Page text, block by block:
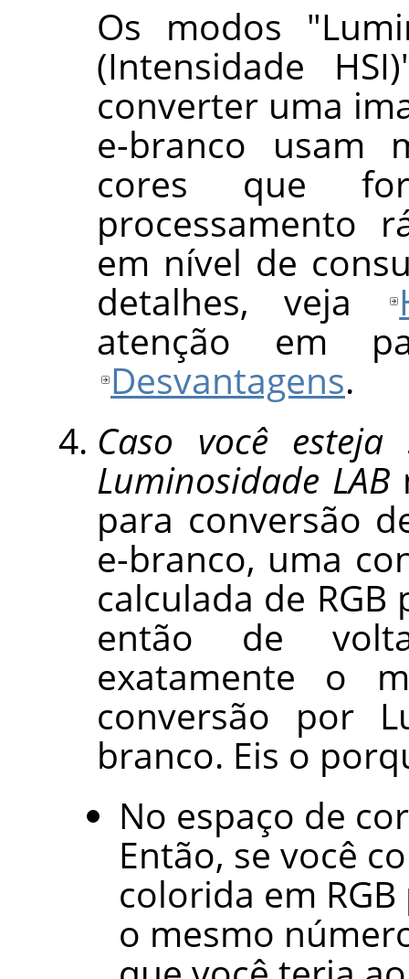
Os modos
(Intensidade
converter uma
e-branco usam
cores que
processamento
em nível de
detalhes, veja
atenção em
Desvantagens.
Caso você
Luminosidade LAB
para conversão
e-branco, uma
calculada de
então de
exatamente o
conversão por
branco. Eis o
No espaço de
Então, se você
colorida em RGB
o mesmo